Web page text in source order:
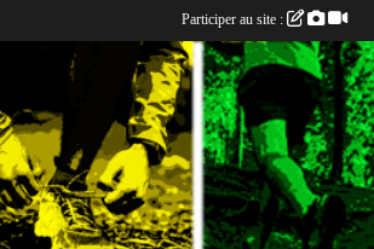
Participer au site :